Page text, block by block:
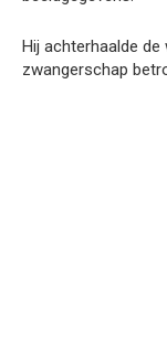
Hij achterhaalde de
zwangerschap